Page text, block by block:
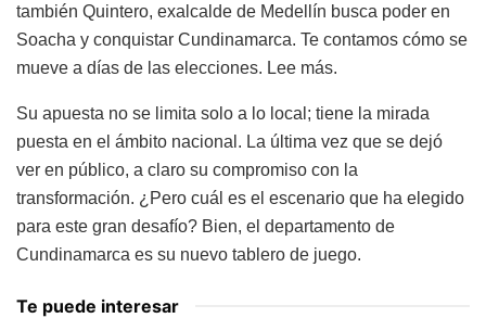
también Quintero, exalcalde de Medellín busca poder en
Soacha y conquistar Cundinamarca. Te contamos cómo se
mueve a días de las elecciones. Lee más.
Su apuesta no se limita solo a lo local; tiene la mirada
puesta en el ámbito nacional. La última vez que se dejó
ver en público, a claro su compromiso con la
transformación. ¿Pero cuál es el escenario que ha elegido
para este gran desafío? Bien, el departamento de
Cundinamarca es su nuevo tablero de juego.
Te puede interesar